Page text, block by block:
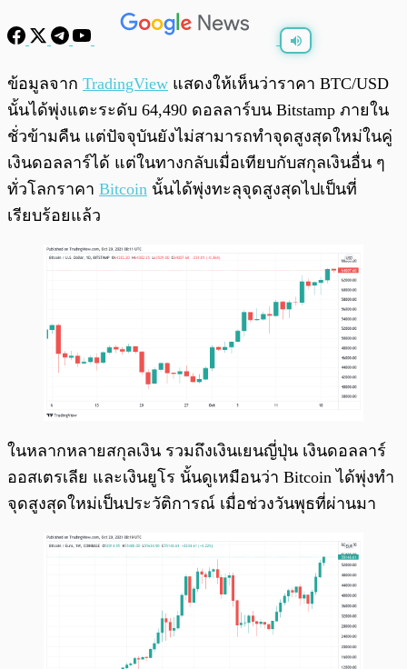
ข้อมูลจาก TradingView แสดงให้เห็นว่าราคา BTC/USD
นั้นได้พุ่งแตะระดับ 64,490 ดอลลาร์บน Bitstamp ภายใน
ชั่วข้ามคืน แต่ปัจจุบันยังไม่สามารถทำจุดสูงสุดใหม่ในคู่
เงินดอลลาร์ได้ แต่ในทางกลับเมื่อเทียบกับสกุลเงินอื่น ๆ
ทั่วโลกราคา Bitcoin นั้นได้พุ่งทะลุจุดสูงสุดไปเป็นที่
เรียบร้อยแล้ว
ในหลากหลายสกุลเงิน รวมถึงเงินเยนญี่ปุ่น เงินดอลลาร์
ออสเตรเลีย และเงินยูโร นั้นดูเหมือนว่า Bitcoin ได้พุ่งทำ
จุดสูงสุดใหม่เป็นประวัติการณ์ เมื่อช่วงวันพุธที่ผ่านมา